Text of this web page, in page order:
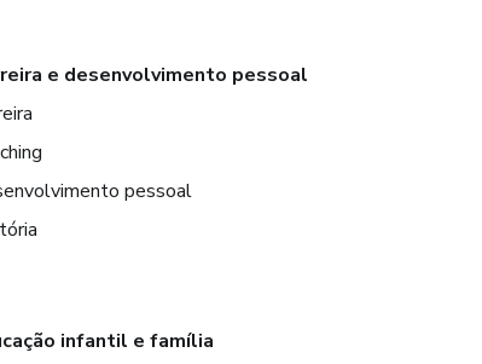
e desenvolvimento pessoal
pessoal
infantil e família